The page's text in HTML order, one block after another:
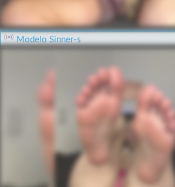
Modelo Sinner-s